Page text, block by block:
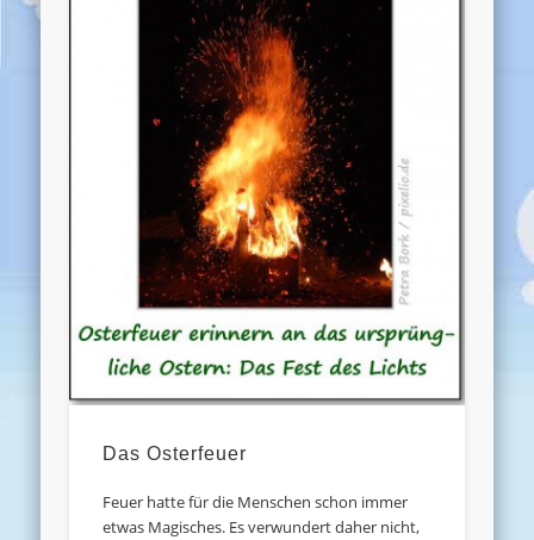
Das Osterfeuer
Feuer hatte für die Menschen schon immer
etwas Magisches. Es verwundert daher nicht,